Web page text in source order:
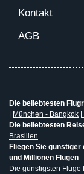
Kontakt
AGB
Die beliebtesten
München - Bangkok
Die beliebtesten
Brasilien
Fliegen Sie
und Millionen Flügen
Die günstigsten